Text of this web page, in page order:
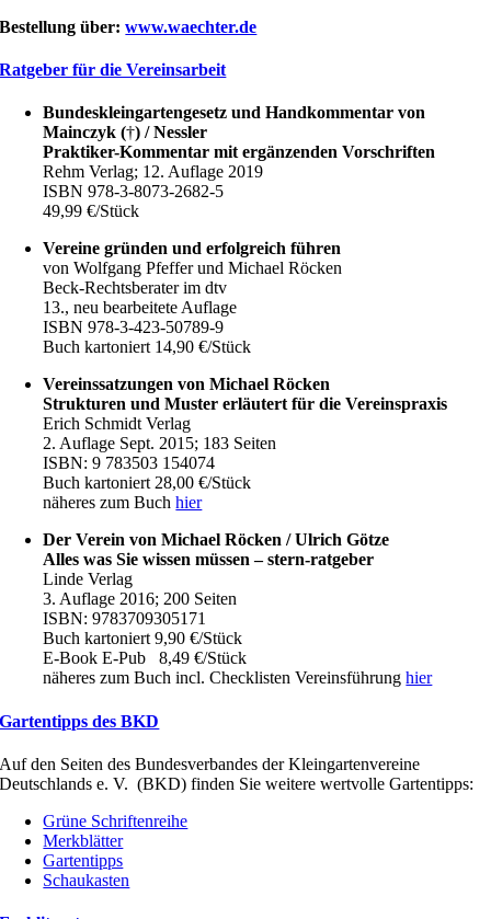
Bestellung über: www.waechter.de
Ratgeber für die Vereinsarbeit
Bundeskleingartengesetz und Handkommentar von
Mainczyk (†) / Nessler
Praktiker-Kommentar mit ergänzenden Vorschriften
Rehm Verlag; 12. Auflage 2019
ISBN 978-3-8073-2682-5
49,99 €/Stück
Vereine gründen und erfolgreich führen
von Wolfgang Pfeffer und Michael Röcken
Beck-Rechtsberater im dtv
13., neu bearbeitete Auflage
ISBN 978-3-423-50789-9
Buch kartoniert 14,90 €/Stück
Vereinssatzungen von Michael Röcken
Strukturen und Muster erläutert für die Vereinspraxis
Erich Schmidt Verlag
2. Auflage Sept. 2015; 183 Seiten
ISBN: 9 783503 154074
Buch kartoniert 28,00 €/Stück
näheres zum Buchhier
Der Verein von Michael Röcken / Ulrich Götze
Alles was Sie wissen müssen – stern-ratgeber
Linde Verlag
3. Auflage 2016; 200 Seiten
ISBN: 9783709305171
Buch kartoniert 9,90 €/Stück
E-Book E-Pub 8,49 €/Stück
näheres zum Buch incl. Checklisten Vereinsführunghier
Gartentipps des BKD
Auf den Seiten des Bundesverbandes der Kleingartenvereine
Deutschlands e. V. (BKD) finden Sie weitere wertvolle Gartentipps:
Grüne Schriftenreihe
Merkblätter
Gartentipps
Schaukasten